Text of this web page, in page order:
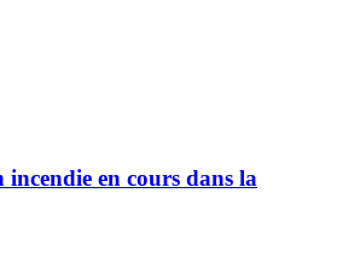
incendie en cours dans la